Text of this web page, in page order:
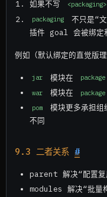
如果不写 <packaging>
packaging
不只是“
插件 goal 会被绑定
例如（默认绑定的直觉版理
jar 模块在 package
war
模块在 package
pom
模块更多承担组
不同
9.3 二者关系 #
parent 解决“配置复
modules 解决“批量